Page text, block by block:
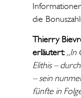
die
Thierry
erläutert:„In
Elithis –
– sein
fünfte in